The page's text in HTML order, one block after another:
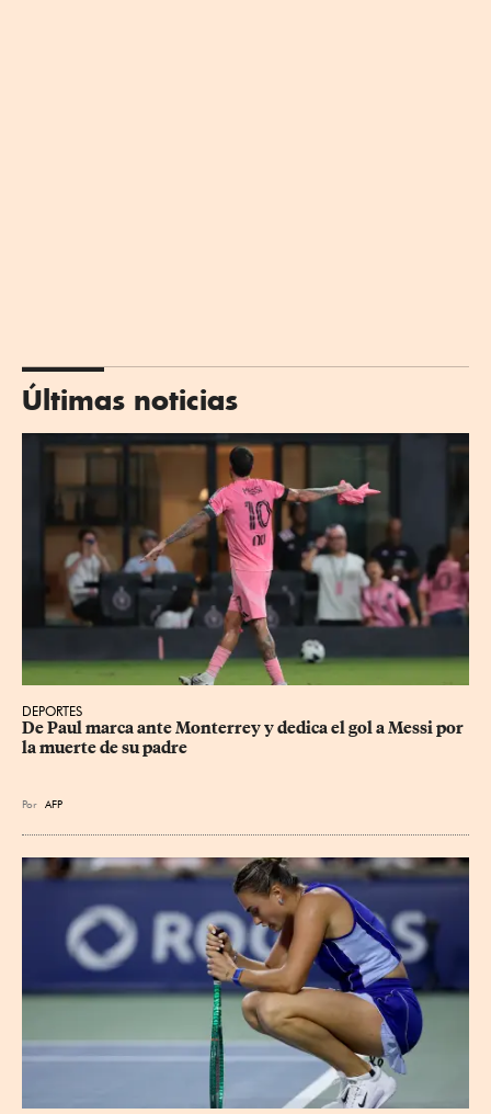
Últimas noticias
DEPORTES
De Paul marca ante Monterrey y dedica el gol a Messi por
la muerte de su padre
Por AFP